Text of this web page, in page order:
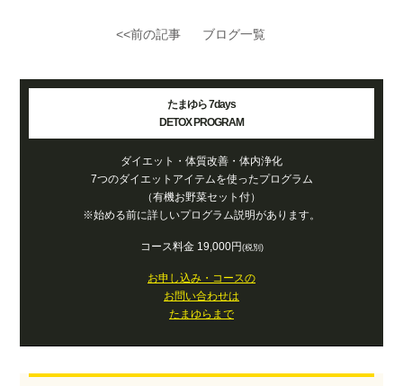
<<前の記事 ブログ一覧
たまゆら 7days
DETOX PROGRAM
ダイエット・体質改善・体内浄化
7つのダイエットアイテムを使ったプログラム
（有機お野菜セット付）
※始める前に詳しいプログラム説明があります。
コース料金 19,000円 (税別)
お申し込み・コースの
お問い合わせは
たまゆらまで